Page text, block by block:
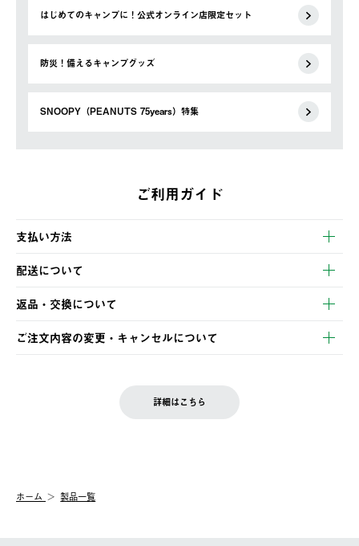
はじめてのキャンプに！公式オンライン店限定セット
防災！備えるキャンプグッズ
SNOOPY（PEANUTS 75years）特集
ご利用ガイド
支払い方法
以下のいずれかの方法でお支払いいただけます。
・クレジットカード決済
・コンビニ決済
・Pay-easy決済
配送について
【発送スケジュール】
ご注文・ご入金完了より2営業日以内に商品を発送いたします。
土日祝の発送はございませんので、木曜日以降のご注文は週明け
の発送となる場合がございます。
【配送業者】
佐川急便にて配送されます。
返品・交換について
※お客様都合の場合
お客様都合の返品にかかる送料は、お客様ご負担とさせていただ
一度お手元の商品を返品いただき、ご希望商品を再注文してくだ
ご注文内容の変更・キャンセルについて
LOGOS FAMILY会員の方は、会員マイページ内 購入履歴画面に
詳細はこちら
ホーム 製品一覧